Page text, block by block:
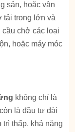
sản, hoặc vận
tải trọng lớn và
cầu chở các loại
hoặc máy móc
không chỉ là
là đầu tư dài
thấp, khả năng